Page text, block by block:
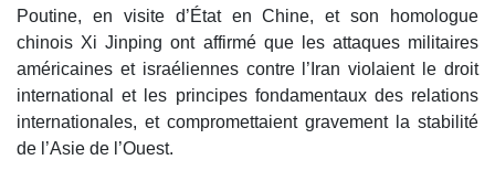
Poutine, en visite d’État en Chine, et son homologue
chinois Xi Jinping ont affirmé que les attaques militaires
américaines et israéliennes contre l’Iran violaient le droit
international et les principes fondamentaux des relations
internationales, et compromettaient gravement la stabilité
de l’Asie de l’Ouest.